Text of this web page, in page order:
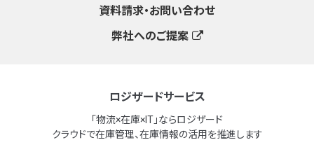
資料請求・お問い合わせ
弊社へのご提案
ロジザードサービス
「物流×在庫×IT」ならロジザード
クラウドで在庫管理、在庫情報の活用を推進します